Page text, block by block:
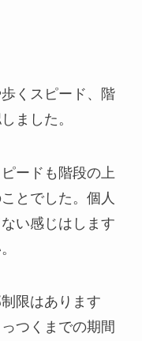
くスピード、階
ました。
ードも階段の上
とでした。個人
い感じはします
限はあります
つくまでの期間